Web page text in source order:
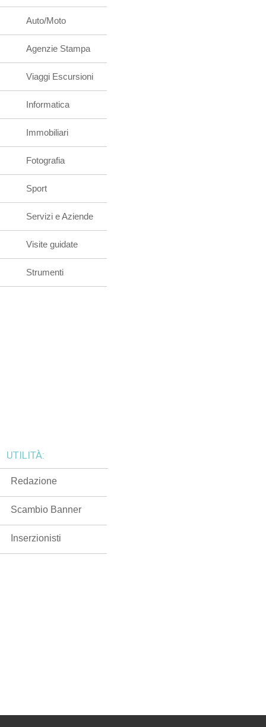
Auto/Moto
Agenzie Stampa
Viaggi Escursioni
Informatica
Immobiliari
Fotografia
Sport
Servizi e Aziende
Visite guidate
Strumenti
UTILITÀ:
Redazione
Scambio Banner
Inserzionisti